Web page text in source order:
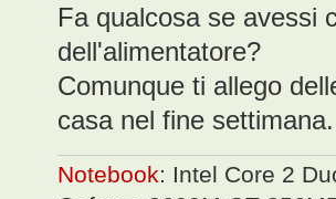
Fa qualcosa se avessi
dell'alimentatore?
Comunque ti allego
casa nel fine settimana.
Notebook: Intel Core 2